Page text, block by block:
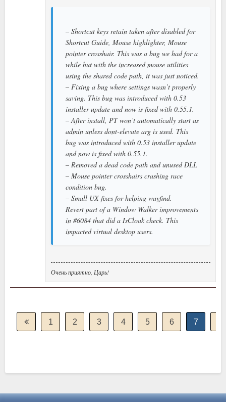
– Shortcut keys retain taken after disabled for
Shortcut Guide, Mouse highlighter, Mouse
pointer crosshair. This was a bug we had for a
while but with the increased mouse utilities
using the shared code path, it was just noticed.
– Fixing a bug where settings wasn’t properly
saving. This bug was introduced with 0.53
installer update and now is fixed with 0.55.1.
– After install, PT won’t automatically start as
admin unless dont-elevate arg is used. This
bug was introduced with 0.53 installer update
and now is fixed with 0.55.1.
– Removed a dead code path and unused DLL
– Mouse pointer crosshairs crashing race
condition bug.
– Small UX fixes for helping wayfind.
Revert part of a Window Walker improvements
in #6084 that did a IsCloak check. This
impacted virtual desktop users.
Очень приятно, Царь!
1 2 3 4 5 6 7